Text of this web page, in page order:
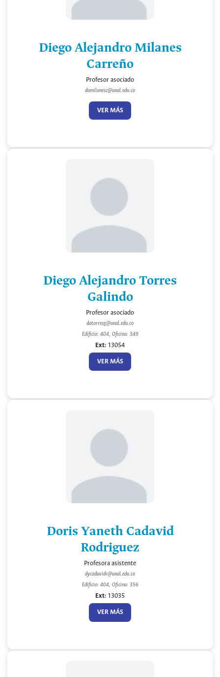
Diego Alejandro Milanes
Carreño
Profesor asociado
damilanesc@unal.edu.co
VER MÁS
Diego Alejandro Torres
Galindo
Profesor asociado
datorresg@unal.edu.co
Edificio: 404, Oficina: 349
Ext: 13054
VER MÁS
Doris Yaneth Cadavid
Rodriguez
Profesora asistente
dycadavidr@unal.edu.co
Edificio: 404, Oficina: 356
Ext: 13035
VER MÁS